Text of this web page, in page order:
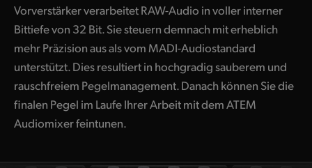
Vorverstärker verarbeitet RAW-Audio in voller interner
Bittiefe von 32 Bit. Sie steuern demnach mit erheblich
mehr Präzision aus als vom MADI-Audiostandard
unterstützt. Dies resultiert in hochgradig sauberem und
rauschfreiem Pegelmanagement. Danach können Sie die
finalen Pegel im Laufe Ihrer Arbeit mit dem ATEM
Audiomixer feintunen.